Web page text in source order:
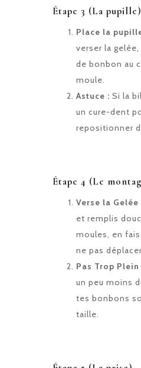
Étape 3 (La pupille)
Place la
verser la
de bonbon au
moule.
Astuce : Si la
un cure-dent
repositionner
Étape 4 (Le
Verse la Gelée
et remplis
moules, en
ne pas
Pas Trop Plein
un peu moins
tes bonbons
taille.